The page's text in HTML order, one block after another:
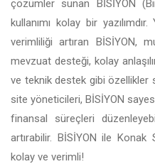
çözümler sunan BİSİYON
kullanımı kolay bir
verimliliği artıran BİSİYON,
mevzuat desteği, kolay
ve teknik destek gibi özellikler
site yöneticileri, BİSİYON
finansal süreçleri
artırabilir. BİSİYON ile
kolay ve verimli!